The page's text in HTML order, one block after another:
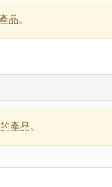
品。
產品。